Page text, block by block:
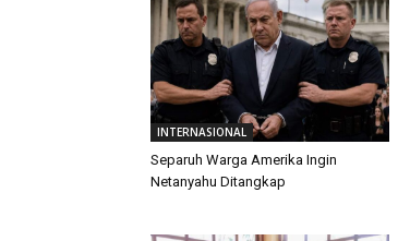
INTERNASIONAL
Separuh Warga Amerika Ingin
Netanyahu Ditangkap